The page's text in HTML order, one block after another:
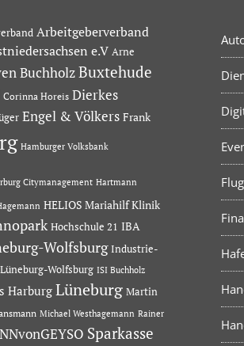
Arbeitgeberverband
e.V Arne
BuchholzBuxtehude
Corinna Horeis Dierkes
Engel & Völkers Frank
Hamburger Volksbank
Citymanagement Hartmann
HELIOS Mariahilf Klinik
Hochschule 21 IBA
Wolfsburg Industrie-
Wolfsburg ISI Buchholz
HarburgLüneburg Martin
Michael Westhagemann Rainer
Sparkasse